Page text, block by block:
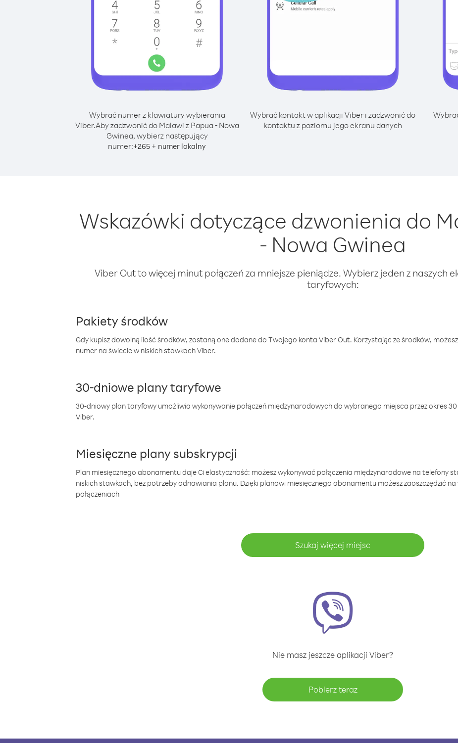
Wybrać numer z klawiatury wybierania
Viber.Aby zadzwonić do Malawi z Papua - Nowa
Gwinea, wybierz następujący
numer:+265 + numer lokalny
Wybrać kontakt w aplikacji Viber i zadzwonić do
kontaktu z poziomu jego ekranu danych
Wskazówki dotyczące dzwonienia do
- Nowa Gwinea
Viber Out to więcej minut połączeń za mniejsze pieniądze. Wybierz jeden z naszych
taryfowych:
Pakiety środków
Gdy kupisz dowolną ilość środków, zostaną one dodane do Twojego konta Viber Out. Korzystając ze środków,
numer na świecie w niskich stawkach Viber.
30-dniowe plany taryfowe
30-dniowy plan taryfowy umożliwia wykonywanie połączeń międzynarodowych do wybranego miejsca przez okres
Viber.
Miesięczne plany subskrypcji
Plan miesięcznego abonamentu daje Ci elastyczność: możesz wykonywać połączenia międzynarodowe na telefony
niskich stawkach, bez potrzeby odnawiania planu. Dzięki planowi miesięcznego abonamentu możesz zaoszczędzić
połączeniach
Szukaj więcej miejsc
Nie masz jeszcze aplikacji Viber?
Pobierz teraz